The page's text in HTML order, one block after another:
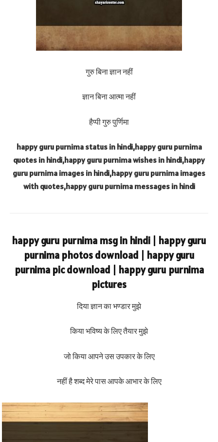
गुरु बिना ज्ञान नहीं
ज्ञान बिना आत्मा नहीं
हैप्पी गुरु पुर्णिमा
happy guru purnima status in hindi,happy guru purnima
quotes in hindi,happy guru purnima wishes in hindi,happy
guru purnima images in hindi,happy guru purnima images
with quotes,happy guru purnima messages in hindi
happy guru purnima msg in hindi | happy guru
purnima photos download | happy guru
purnima pic download | happy guru purnima
pictures
दिया ज्ञान का भण्डार मुझे
किया भविष्य के लिए तैयार मुझे
जो किया आपने उस उपकार के लिए
नहीं है शब्द मेरे पास आपके आभार के लिए